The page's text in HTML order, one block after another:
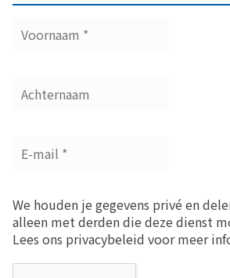
We houden je gegevens privé en
alleen met derden die deze dienst
Lees ons privacybeleid voor meer